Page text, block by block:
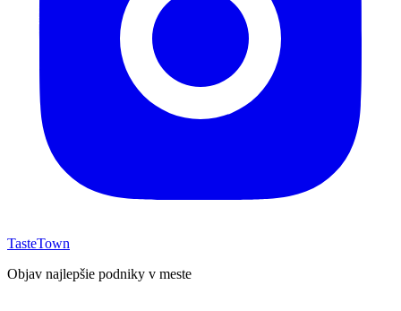
TasteTown
Objav najlepšie podniky v meste